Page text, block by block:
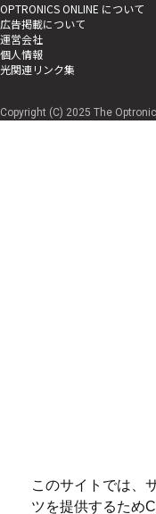
このサイトでは、
ツを提供するため
OPTRONICS ONLINE について
広告掲載について
運営会社
個人情報
光関連リンク集
Copyright (C) 2025 The